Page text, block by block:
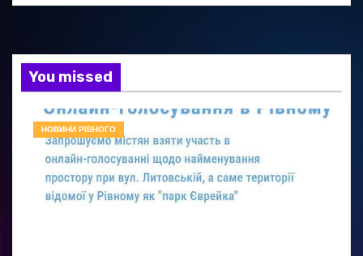
You missed
НОВИНИ РІВНОГО